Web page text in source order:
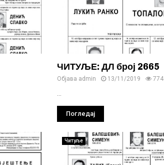
ЧИТУЉЕ: ДЛ број 2665
Објава admin 13/11/2019 774
Погледај
Читуље